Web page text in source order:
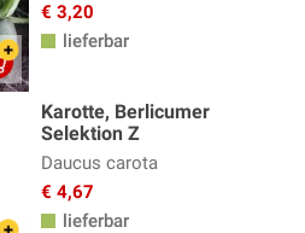
€ 3,20
lieferbar
Karotte, Berlicumer
Selektion Z
Daucus carota
€ 4,67
lieferbar